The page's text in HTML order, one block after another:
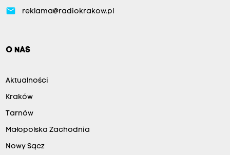
email reklama@radiokrakow.pl
O NAS
Aktualności
Kraków
Tarnów
Małopolska Zachodnia
Nowy Sącz